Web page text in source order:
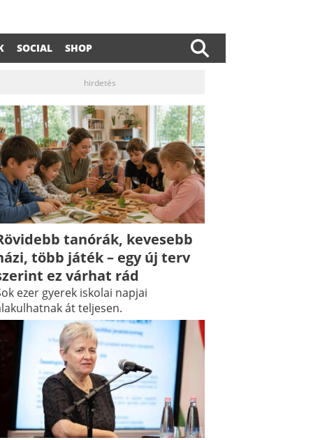
SOCIAL SHOP
hirdetés
tanórák, kevesebb
több játék – egy új terv
ez várhat rád
ezer gyerek iskolai napjai
át teljesen.